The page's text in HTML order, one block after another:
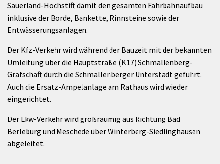
Sauerland-Hochstift damit den gesamten Fahrbahnaufbau
inklusive der Borde, Bankette, Rinnsteine sowie der
Entwässerungsanlagen.
Der Kfz-Verkehr wird während der Bauzeit mit der bekannten
Umleitung über die Hauptstraße (K17) Schmallenberg-
Grafschaft durch die Schmallenberger Unterstadt geführt.
Auch die Ersatz-Ampelanlage am Rathaus wird wieder
eingerichtet.
Der Lkw-Verkehr wird großräumig aus Richtung Bad
Berleburg und Meschede über Winterberg-Siedlinghausen
abgeleitet.